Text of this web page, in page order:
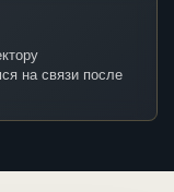
на связи после